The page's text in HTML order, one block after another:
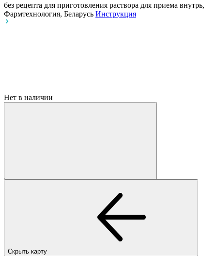
без рецепта для приготовления раствора для приема внутрь,
Фармтехнология, Беларусь Инструкция
Нет в наличии
Скрыть карту